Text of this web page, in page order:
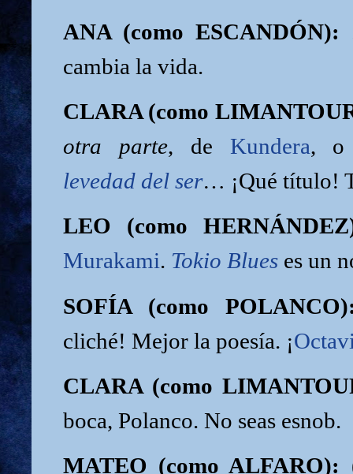
ANA (como ESCANDÓN):
cambia la vida.
CLARA (como
otra parte, de Kundera,
levedad del ser… ¡Qué título!
LEO (como
Murakami. Tokio Blues es un
SOFÍA (como
cliché! Mejor la poesía. ¡
CLARA (como
boca, Polanco. No seas esnob.
MATEO (como ALFARO):